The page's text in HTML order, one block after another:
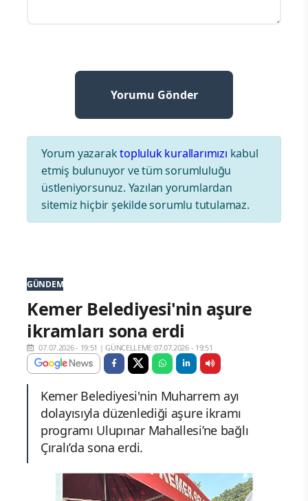
Yorum yazaraktopluluk kurallarımızı kabul
etmiş bulunuyor ve tüm sorumluluğu
üstleniyorsunuz. Yazılan yorumlardan
sitemiz hiçbir şekilde sorumlu tutulamaz.
GÜNDEM
Kemer Belediyesi'nin aşure
ikramları sona erdi
07.07.2026 - 19:51 |GÜNCELLEME:07.07.2026 - 19:51
Kemer Belediyesi'nin Muharrem ayı
dolayısıyla düzenlediği aşure ikramı
programı Ulupınar Mahallesi’ne bağlı
Çıralı’da sona erdi.